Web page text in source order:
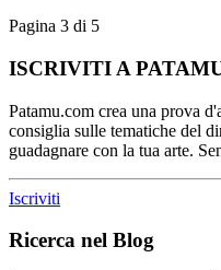
Pagina 3 di 5
ISCRIVITI A
Patamu.com crea una prova
consiglia sulle tematiche del
guadagnare con la tua arte.
Iscriviti
Ricerca nel Blog